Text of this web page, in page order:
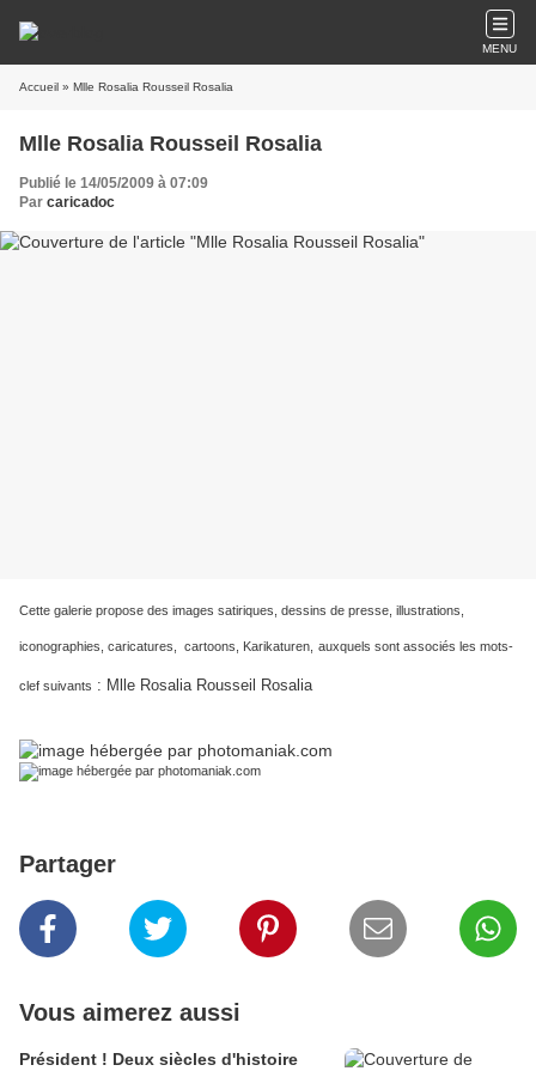
MENU
Accueil » Mlle Rosalia Rousseil Rosalia
Mlle Rosalia Rousseil Rosalia
Publié le 14/05/2009 à 07:09
Par caricadoc
Cette galerie propose des images satiriques, dessins de presse, illustrations,
iconographies, caricatures, cartoons, Karikaturen, auxquels sont associés les mots-
clef suivants : Mlle Rosalia Rousseil Rosalia
Partager
Vous aimerez aussi
Président ! Deux siècles d'histoire